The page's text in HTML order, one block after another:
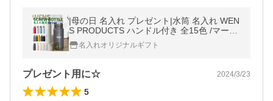
|母の日 名入れ プレゼント|水筒 名入れ WEN
S PRODUCTS ハンドル付き 全15色 /マーク/
スクリューボトル 530ml 男子 メンズ 爆買
名入れオリジナルギフト
プレゼント用に☆ 2024/3/23
5